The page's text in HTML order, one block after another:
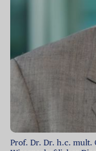
Prof. Dr. Dr. h.c. mult.